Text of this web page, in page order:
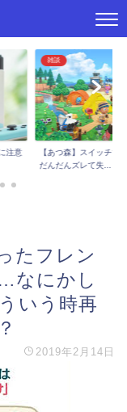
注意
雑談
【あつ森】スイッチで
だんだんズレて失...
たフレン
なにかし
いう時再
2019年2月14日